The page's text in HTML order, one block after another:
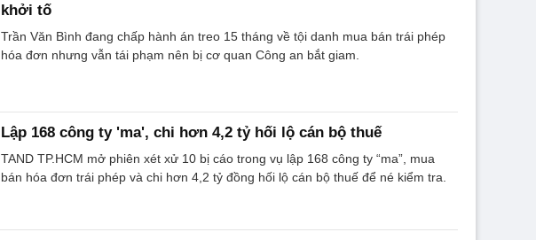
khởi tố
Trần Văn Bình đang chấp hành án treo 15 tháng về tội danh mua bán trái phép
hóa đơn nhưng vẫn tái phạm nên bị cơ quan Công an bắt giam.
Lập 168 công ty 'ma', chi hơn 4,2 tỷ hối lộ cán bộ thuế
TAND TP.HCM mở phiên xét xử 10 bị cáo trong vụ lập 168 công ty “ma”, mua
bán hóa đơn trái phép và chi hơn 4,2 tỷ đồng hối lộ cán bộ thuế để né kiểm tra.